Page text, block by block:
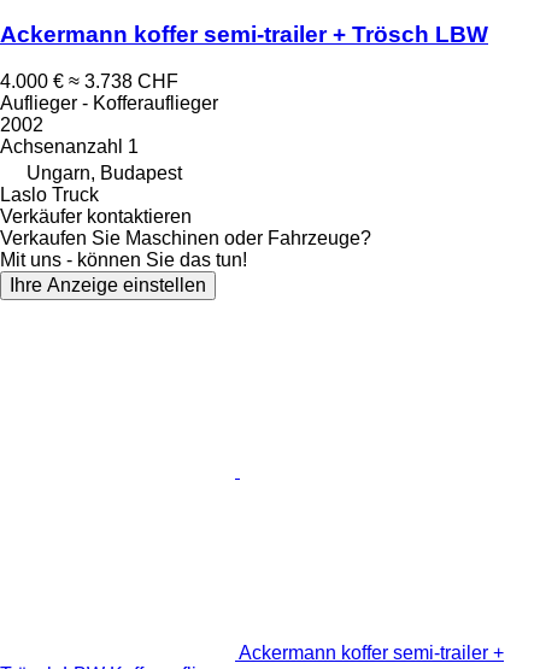
Ackermann koffer semi-trailer + Trösch LBW
4.000 € ≈ 3.738 CHF
Auflieger - Kofferauflieger
2002
Achsenanzahl 1
Ungarn, Budapest
Laslo Truck
Verkäufer kontaktieren
Verkaufen Sie Maschinen oder Fahrzeuge?
Mit uns - können Sie das tun!
Ihre Anzeige einstellen
Ackermann koffer semi-trailer +